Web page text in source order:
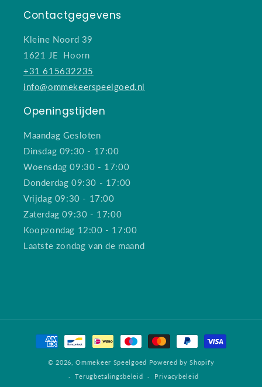
Contactgegevens
Kleine Noord 39
1621 JE Hoorn
+31 615632235
info@ommekeerspeelgoed.nl
Openingstijden
Maandag Gesloten
Dinsdag 09:30 - 17:00
Woensdag 09:30 - 17:00
Donderdag 09:30 - 17:00
Vrijdag 09:30 - 17:00
Zaterdag 09:30 - 17:00
Koopzondag 12:00 - 17:00
Laatste zondag van de maand
Betaalmethoden
© 2026,Ommekeer Speelgoed Powered by Shopify
Terugbetalingsbeleid
Privacybeleid